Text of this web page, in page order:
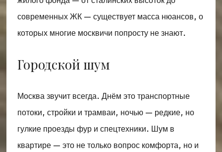
современных ЖК — существует масса нюансов, о
которых многие москвичи попросту не знают.
Городской шум
Москва звучит всегда. Днём это транспортные
потоки, стройки и трамваи, ночью — редкие, но
гулкие проезды фур и спецтехники. Шум в
квартире — это не только вопрос комфорта, но и